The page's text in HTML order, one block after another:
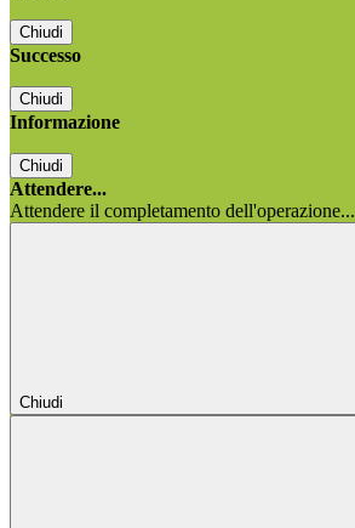
Chiudi
Successo
Chiudi
Informazione
Chiudi
Attendere...
Attendere il completamento dell'operazione...
Chiudi